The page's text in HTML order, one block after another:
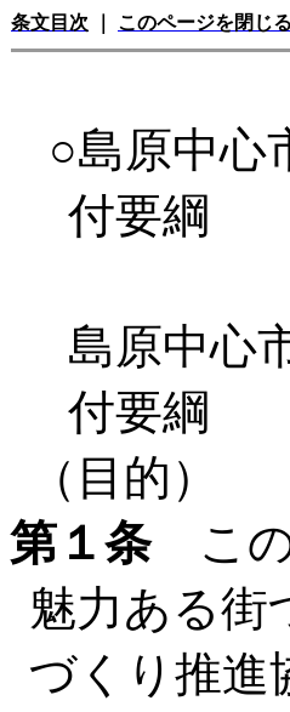
条文目次 このページを閉じる
○島原中心
付要綱
島原中心
付要綱
（目的）
第１条この
魅力ある街
づくり推進